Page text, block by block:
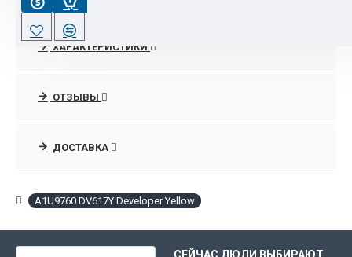
ХАРАКТЕРИСТИКИ
ОТЗЫВЫ
ДОСТАВКА
A1U9760 DV617Y Developer Yellow